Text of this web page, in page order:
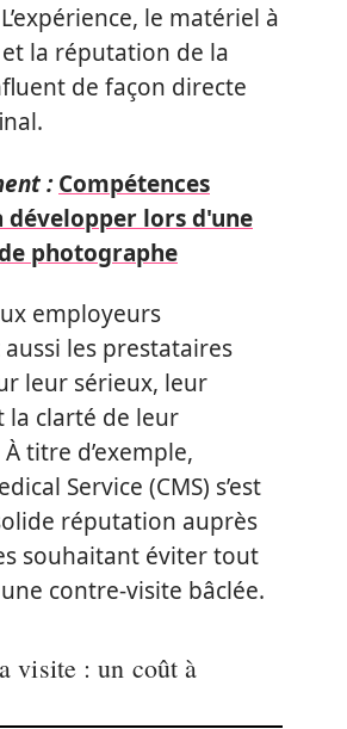
le matériel à
la réputation de la
de façon directe
: Compétences
développer lors d'une
photographe
employeurs
les prestataires
leur sérieux, leur
la clarté de leur
titre d’exemple,
Service (CMS) s’est
réputation auprès
souhaitant éviter tout
contre-visite bâclée.
visite : un coût à